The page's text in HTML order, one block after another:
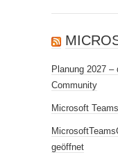
Planung 2027
Community
Microsoft
geöffnet